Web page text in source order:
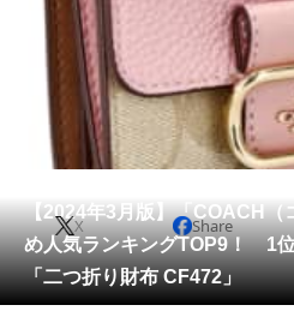
グルメ 地
住まい 教
リ
会員記事
メディア
【2024年3月版】「COACH（
め人気ランキングTOP9！ 1
「二つ折り財布 CF472」
X Share